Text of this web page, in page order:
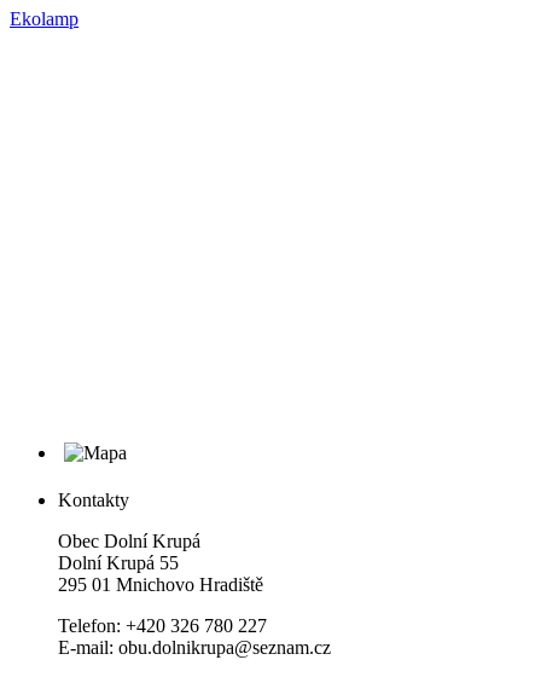
Ekolamp
Kontakty
Obec Dolní Krupá
Dolní Krupá 55
295 01 Mnichovo Hradiště
Telefon: +420 326 780 227
E-mail: obu.dolnikrupa@seznam.cz